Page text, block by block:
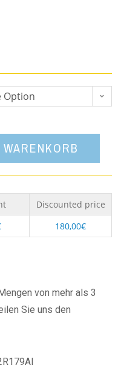
Option
Discounted price
180,00€
von mehr als 3
Sie uns den